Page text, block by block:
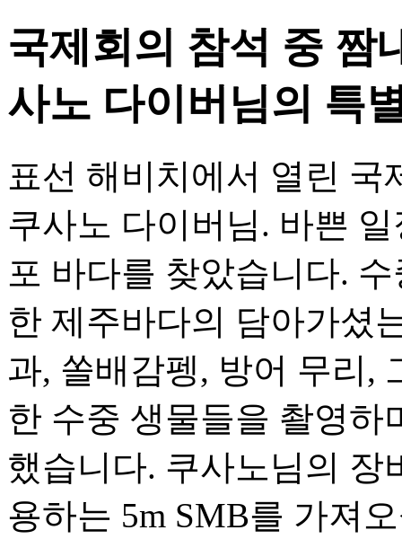
국제회의 참석 중 짬
사노 다이버님의 특
표선 해비치에서 열린
쿠사노 다이버님. 바쁜
포 바다를 찾았습니다.
한 제주바다의 담아가셨
과, 쏠배감펭, 방어 무리,
한 수중 생물들을 촬영하
했습니다. 쿠사노님의 장
용하는 5m SMB를 가져